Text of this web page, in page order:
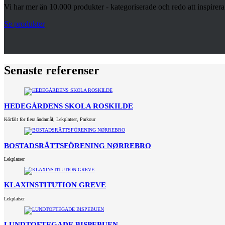
Vi har mer än 10.000 produkter - kategoriserade och redo att
Se produkter
Senaste referenser
HEDEGÅRDENS SKOLA ROSKILDE
Körfält för flera ändamål Lekplatser, Parkour
BOSTADSRÄTTSFÖRENING NØRREBRO
Lekplatser
KLAXINSTITUTION GREVE
Lekplatser